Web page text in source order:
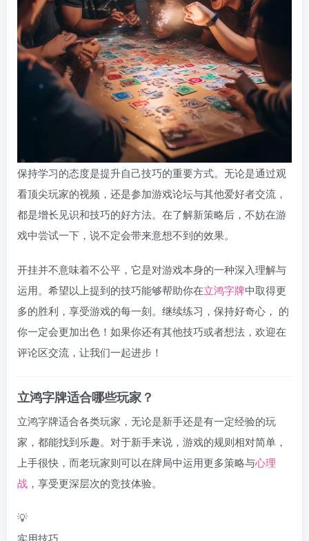
保持学习的态度是提升自己技巧的重要方式。无论是通过观
看顶尖玩家的视频，还是参加游戏论坛与其他爱好者交流，
都是增长见识和技巧的好方法。在了解新策略后，不妨在游
戏中尝试一下，说不定会带来意想不到的效果。
开挂并不意味着不公平，它是对游戏本身的一种深入理解与
运用。希望以上提到的技巧能够帮助你在立鸿字牌中取得更
多的胜利，享受游戏的每一刻。继续练习，保持好奇心， 的
你一定会更加出色！如果你还有其他技巧或者想法，欢迎在
评论区交流，让我们一起进步！
立鸿字牌适合哪些玩家？
立鸿字牌适合各类玩家，无论是新手还是有一定经验的玩
家，都能找到乐趣。对于新手来说，游戏的规则相对简单，
上手很快，而老玩家则可以在牌局中运用更多策略与心理
战 ，享受更深层次的竞技体验。
💡
实用技巧